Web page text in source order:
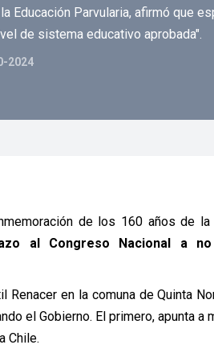
Educación Parvularia, afirmó que
de sistema educativo aprobada".
2024
de los 160 años de la
al Congreso Nacional a
Renacer en la comuna de Quinta
el Gobierno. El primero, apunta a
Chile.